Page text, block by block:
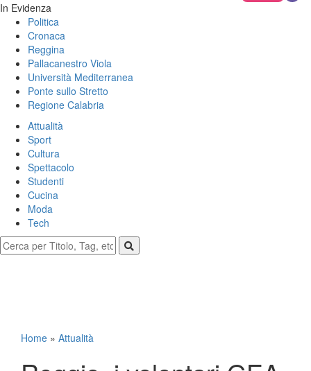
In Evidenza
Politica
Cronaca
Reggina
Pallacanestro Viola
Università Mediterranea
Ponte sullo Stretto
Regione Calabria
Attualità
Sport
Cultura
Spettacolo
Studenti
Cucina
Moda
Tech
Home » Attualità